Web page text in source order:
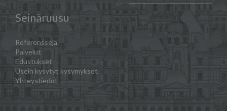
Seinäruusu
Referenssejä
Palvelut
Edustukset
Usein kysytyt kysymykset
Yhteystiedot